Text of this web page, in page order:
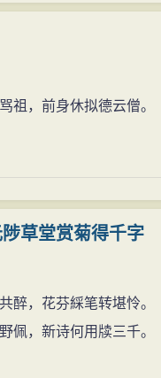
祖，前身休拟德云僧。
草堂赏菊得千字
醉，花芬綵笔转堪怜。
佩，新诗何用牍三千。